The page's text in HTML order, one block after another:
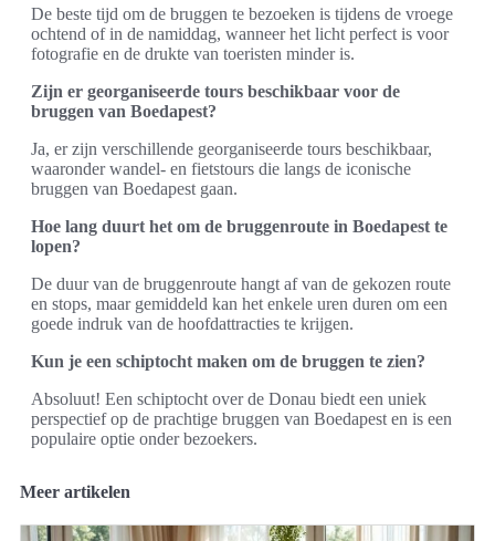
De beste tijd om de bruggen te bezoeken is tijdens de vroege
ochtend of in de namiddag, wanneer het licht perfect is voor
fotografie en de drukte van toeristen minder is.
Zijn er georganiseerde tours beschikbaar voor de
bruggen van Boedapest?
Ja, er zijn verschillende georganiseerde tours beschikbaar,
waaronder wandel- en fietstours die langs de iconische
bruggen van Boedapest gaan.
Hoe lang duurt het om de bruggenroute in Boedapest te
lopen?
De duur van de bruggenroute hangt af van de gekozen route
en stops, maar gemiddeld kan het enkele uren duren om een
goede indruk van de hoofdattracties te krijgen.
Kun je een schiptocht maken om de bruggen te zien?
Absoluut! Een schiptocht over de Donau biedt een uniek
perspectief op de prachtige bruggen van Boedapest en is een
populaire optie onder bezoekers.
Meer artikelen